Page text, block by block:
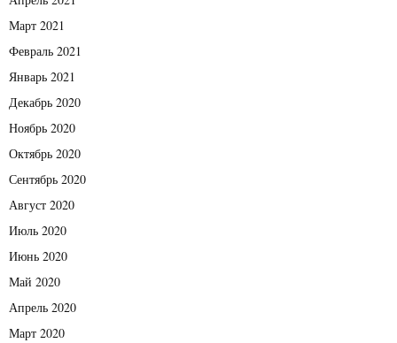
Март 2021
Февраль 2021
Январь 2021
Декабрь 2020
Ноябрь 2020
Октябрь 2020
Сентябрь 2020
Август 2020
Июль 2020
Июнь 2020
Май 2020
Апрель 2020
Март 2020